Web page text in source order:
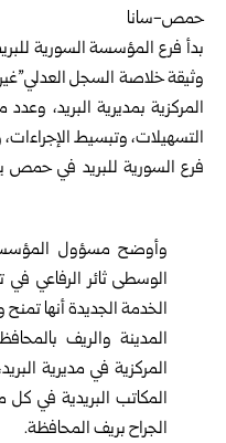
حمص-سانا
بدأ فرع المؤسسة السورية
وثيقة خلاصة السجل
المركزية بمديرية البريد،
التسهيلات، وتبسيط
وأوضح مسؤول
الوسطى ثائر الرفاعي
الخدمة الجديدة أنها
المدينة والريف
المركزية في مديرية
المكاتب البريدية في
الجراح بريف المحافظة.